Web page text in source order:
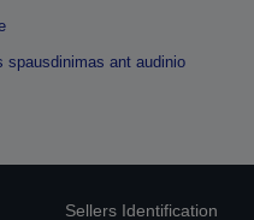
spausdinimas ant audinio
Sellers Identification